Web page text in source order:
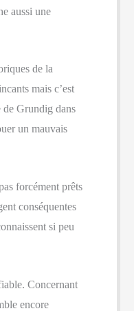
aussi une
de la
mais c’est
de Grundig dans
un mauvais
forcément prêts
conséquentes
si peu
Concernant
encore